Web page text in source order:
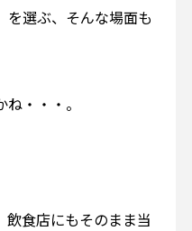
を選ぶ、そんな場面も
・・・。
食店にもそのまま当